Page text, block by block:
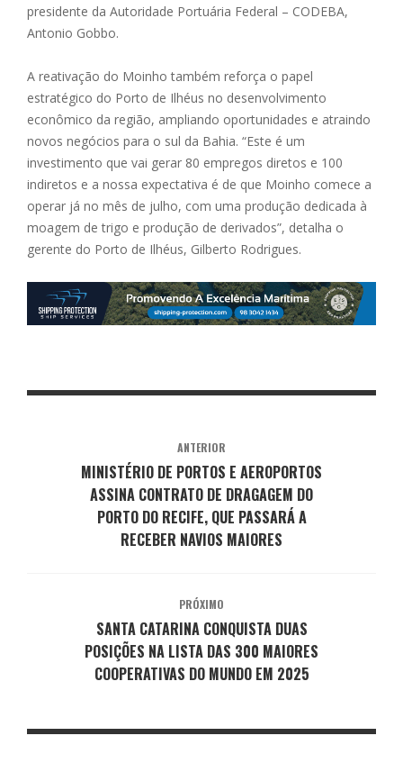
presidente da Autoridade Portuária Federal – CODEBA,
Antonio Gobbo.
A reativação do Moinho também reforça o papel
estratégico do Porto de Ilhéus no desenvolvimento
econômico da região, ampliando oportunidades e atraindo
novos negócios para o sul da Bahia. “Este é um
investimento que vai gerar 80 empregos diretos e 100
indiretos e a nossa expectativa é de que Moinho comece a
operar já no mês de julho, com uma produção dedicada à
moagem de trigo e produção de derivados”, detalha o
gerente do Porto de Ilhéus, Gilberto Rodrigues.
ANTERIOR
MINISTÉRIO DE PORTOS E AEROPORTOS
ASSINA CONTRATO DE DRAGAGEM DO
PORTO DO RECIFE, QUE PASSARÁ A
RECEBER NAVIOS MAIORES
PRÓXIMO
SANTA CATARINA CONQUISTA DUAS
POSIÇÕES NA LISTA DAS 300 MAIORES
COOPERATIVAS DO MUNDO EM 2025